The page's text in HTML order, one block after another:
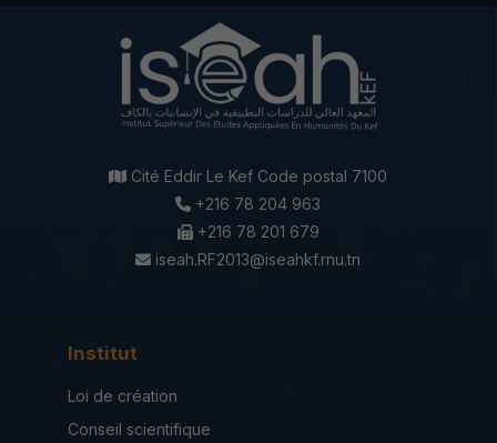
Cité Eddir Le Kef Code postal 7100
+216 78 204 963
+216 78 201 679
iseah.RF2013@iseahkf.rnu.tn
Institut
Loi de création
Conseil scientifique